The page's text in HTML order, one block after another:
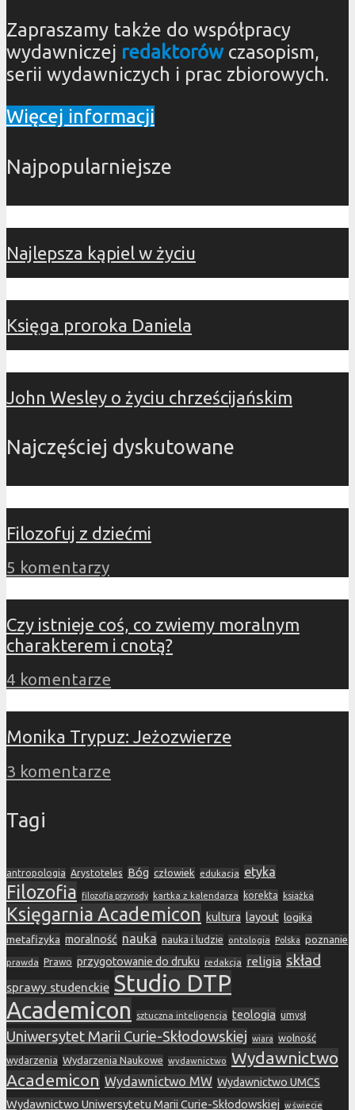
Zapraszamy także do współpracy
wydawniczej redaktorówczasopism,
serii wydawniczych i prac zbiorowych.
Więcej informacji
Najpopularniejsze
Najlepsza kąpiel w życiu
Księga proroka Daniela
John Wesley o życiu chrześcijańskim
Najczęściej dyskutowane
Filozofuj z dziećmi
5 komentarzy
Czy istnieje coś, co zwiemy moralnym
charakterem i cnotą?
4 komentarze
Monika Trypuz: Jeżozwierze
3 komentarze
Tagi
antropologia Arystoteles Bóg człowiek edukacja etyka
Filozofia filozofia przyrody kartka z kalendarza korekta książka
Księgarnia Academicon kultura layout logika
metafizyka moralność nauka nauka i ludzie ontologia Polska poznanie
prawda Prawo przygotowanie do druku redakcja religia skład
sprawy studenckie Studio DTP
Academicon
sztuczna inteligencja teologia umysł
Uniwersytet Marii Curie-Skłodowskiej wiara wolność
wydarzenia Wydarzenia Naukowe wydawnictwo Wydawnictwo
Academicon Wydawnictwo MW Wydawnictwo UMCS
Wydawnictwo Uniwersytetu Marii Curie-Skłodowskiej w świecie